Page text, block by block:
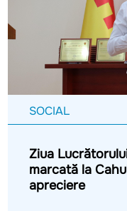
SOCIAL
Ziua
marcată la
apreciere